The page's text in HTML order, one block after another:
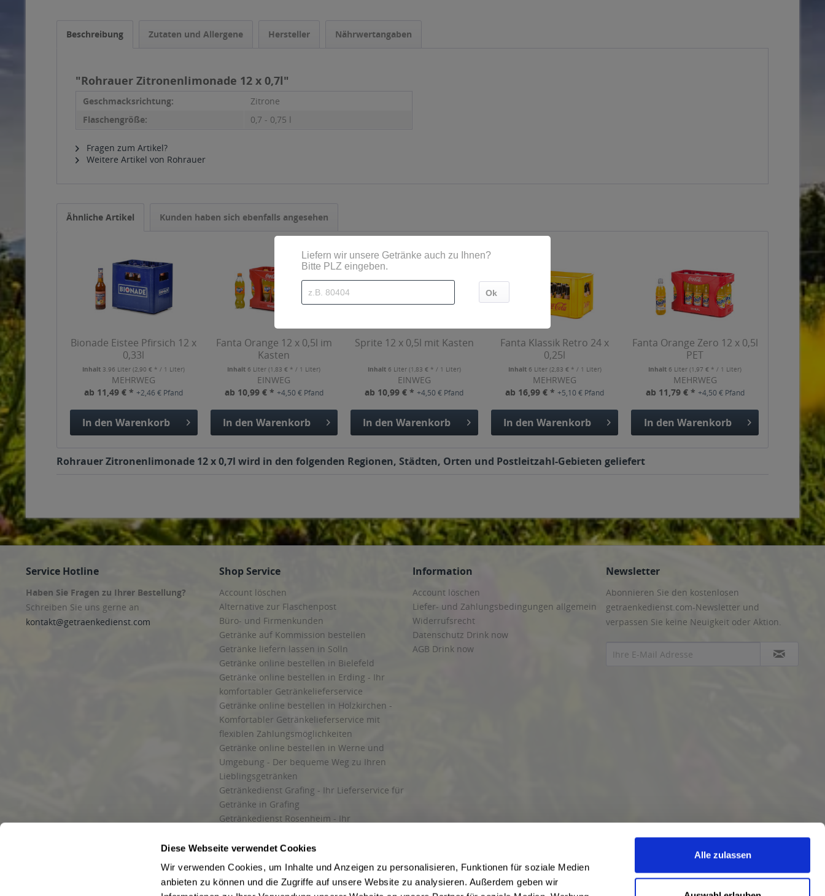
Diese Webseite verwendet Cookies
Wir verwenden Cookies, um Inhalte und Anzeigen zu personalisieren, Funktionen für soziale Medien
anbieten zu können und die Zugriffe auf unsere Website zu analysieren. Außerdem geben wir
Alle zulassen
Beschreibung Zutaten und Allergene Hersteller Nährwertangaben
"Rohrauer Zitronenlimonade 12 x 0,7l"
Geschmacksrichtung:
Zitrone
Flaschengröße:
0,7 - 0,75 l
Fragen zum Artikel?
Weitere Artikel von Rohrauer
Ähnliche Artikel Kunden haben sich ebenfalls angesehen
Bionade Eistee Pfirsich 12 x
0,33l
Inhalt 3.96 Liter(2,90 € * / 1 Liter)
MEHRWEG
ab 11,49 € *+2,46 € Pfand
In den Warenkorb
Fanta Orange 12 x 0,5l im
Kasten
Inhalt 6 Liter(1,83 € * / 1 Liter)
EINWEG
ab 10,99 € * +4,50 € Pfand
In den Warenkorb
Sprite 12 x 0,5l mit Kasten
Inhalt 6 Liter (1,83 € * / 1 Liter)
EINWEG
ab 10,99 € *+4,50 € Pfand
In den Warenkorb
Fanta Klassik Retro 24 x
0,25l
Inhalt 6 Liter (2,83 € * / 1 Liter)
MEHRWEG
ab 16,99 € *+5,10 € Pfand
In den Warenkorb
Fanta Orange Zero 12 x 0,5l
PET
Inhalt 6 Liter(1,97 € * / 1 Liter)
MEHRWEG
ab 11,79 € * +4,50 € Pfand
In den Warenkorb
Rohrauer Zitronenlimonade 12 x 0,7l wird in den folgenden Regionen, Städten, Orten und Postleitzahl-Gebieten geliefert
Service Hotline
Haben Sie Fragen zu Ihrer Bestellung?
Schreiben Sie uns gerne an
kontakt@getraenkedienst.com
Shop Service
Account löschen
Alternative zur Flaschenpost
Büro- und Firmenkunden
Getränke auf Kommission bestellen
Getränke liefern lassen in Solln
Getränke online bestellen in Bielefeld
Getränke online bestellen in Erding - Ihr
komfortabler Getränkelieferservice
Getränke online bestellen in Holzkirchen -
Komfortabler Getränkelieferservice mit
flexiblen Zahlungsmöglichkeiten
Getränke online bestellen in Werne und
Umgebung - Der bequeme Weg zu Ihren
Lieblingsgetränken
Getränkedienst Grafing - Ihr Lieferservice für
Getränke in Grafing
Getränkedienst Rosenheim - Ihr
und Umgebung
Liefergebiet
Lieferservice für Getränke
Information
Account löschen
Liefer- und Zahlungsbedingungen allgemein
Widerrufsrecht
Datenschutz Drink now
AGB Drink now
Newsletter
Abonnieren Sie den kostenlosen
getraenkedienst.com-Newsletter und
verpassen Sie keine Neuigkeit oder Aktion.